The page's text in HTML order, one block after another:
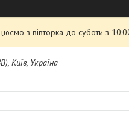
з вівторка до суботи з
Київ, Україна